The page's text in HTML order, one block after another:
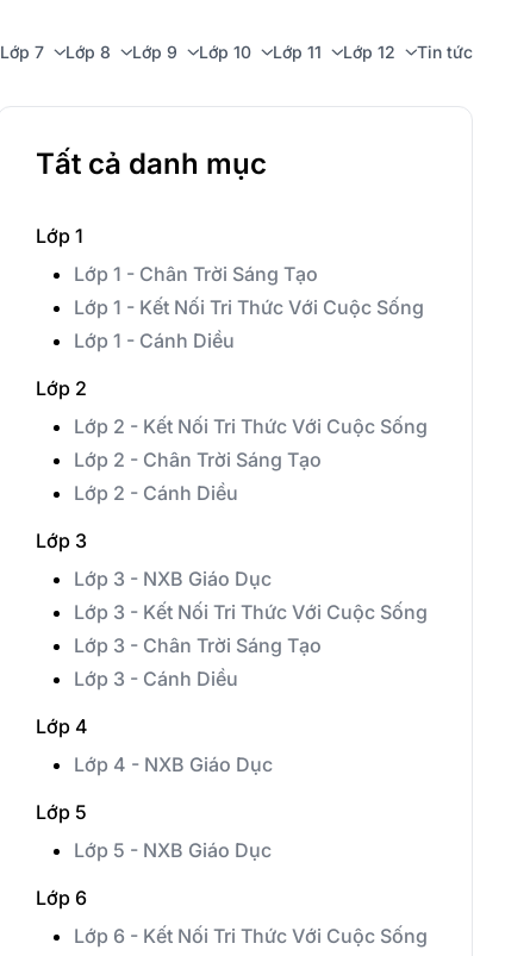
Lớp 7 Lớp 8 Lớp 9 Lớp 10 Lớp 11 Lớp 12 Tin tức
Tất cả danh mục
Lớp 1
Lớp 1 - Chân Trời Sáng Tạo
Lớp 1 - Kết Nối Tri Thức Với Cuộc Sống
Lớp 1 - Cánh Diều
Lớp 2
Lớp 2 - Kết Nối Tri Thức Với Cuộc Sống
Lớp 2 - Chân Trời Sáng Tạo
Lớp 2 - Cánh Diều
Lớp 3
Lớp 3 - NXB Giáo Dục
Lớp 3 - Kết Nối Tri Thức Với Cuộc Sống
Lớp 3 - Chân Trời Sáng Tạo
Lớp 3 - Cánh Diều
Lớp 4
Lớp 4 - NXB Giáo Dục
Lớp 5
Lớp 5 - NXB Giáo Dục
Lớp 6
Lớp 6 - Kết Nối Tri Thức Với Cuộc Sống